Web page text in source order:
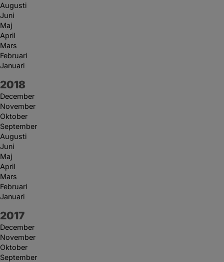
Augusti
Juni
Maj
April
Mars
Februari
Januari
År:
2018
December
November
Oktober
September
Augusti
Juni
Maj
April
Mars
Februari
Januari
År:
2017
December
November
Oktober
September